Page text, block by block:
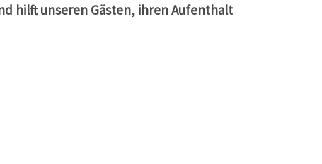
hilft unseren Gästen, ihren Aufenthalt